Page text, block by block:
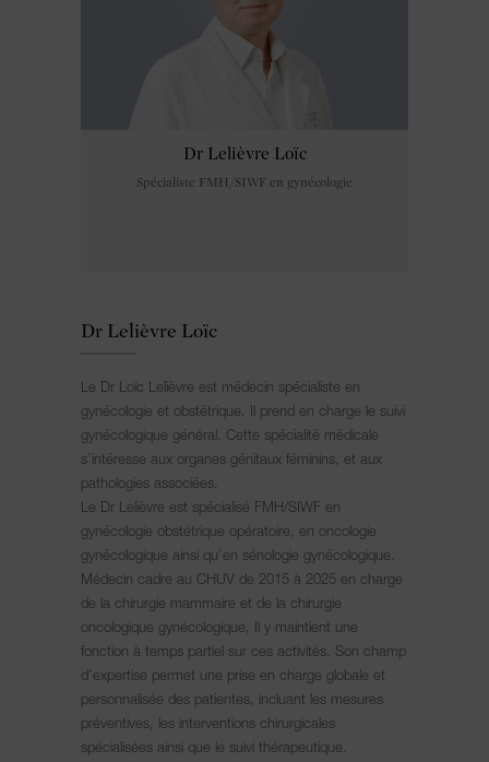
Dr Lelièvre Loïc
Spécialiste FMH/SIWF en gynécologie
Dr Lelièvre Loïc
Le Dr Loïc Lelièvre est médecin spécialiste en
gynécologie et obstétrique. Il prend en charge le suivi
gynécologique général. Cette spécialité médicale
s’intéresse aux organes génitaux féminins, et aux
pathologies associées.
Le Dr Lelièvre est spécialisé FMH/SIWF en
gynécologie obstétrique opératoire, en oncologie
gynécologique ainsi qu’en sénologie gynécologique.
Médecin cadre au CHUV de 2015 à 2025 en charge
de la chirurgie mammaire et de la chirurgie
oncologique gynécologique, Il y maintient une
fonction à temps partiel sur ces activités. Son champ
d’expertise permet une prise en charge globale et
personnalisée des patientes, incluant les mesures
préventives, les interventions chirurgicales
spécialisées ainsi que le suivi thérapeutique.